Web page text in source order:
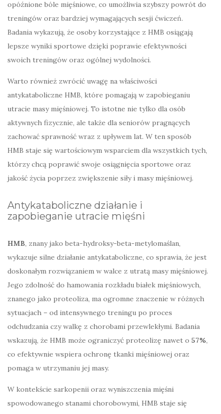
opóźnione bóle mięśniowe, co umożliwia szybszy powrót do
treningów oraz bardziej wymagających sesji ćwiczeń.
Badania wykazują, że osoby korzystające z HMB osiągają
lepsze wyniki sportowe dzięki poprawie efektywności
swoich treningów oraz ogólnej wydolności.
Warto również zwrócić uwagę na właściwości
antykataboliczne HMB, które pomagają w zapobieganiu
utracie masy mięśniowej. To istotne nie tylko dla osób
aktywnych fizycznie, ale także dla seniorów pragnących
zachować sprawność wraz z upływem lat. W ten sposób
HMB staje się wartościowym wsparciem dla wszystkich tych,
którzy chcą poprawić swoje osiągnięcia sportowe oraz
jakość życia poprzez zwiększenie siły i masy mięśniowej.
Antykataboliczne działanie i
zapobieganie utracie mięśni
HMB, znany jako beta-hydroksy-beta-metylomaślan,
wykazuje silne działanie antykataboliczne, co sprawia, że jest
doskonałym rozwiązaniem w walce z utratą masy mięśniowej.
Jego zdolność do hamowania rozkładu białek mięśniowych,
znanego jako proteoliza, ma ogromne znaczenie w różnych
sytuacjach – od intensywnego treningu po proces
odchudzania czy walkę z chorobami przewlekłymi. Badania
wskazują, że HMB może ograniczyć proteolizę nawet o 57%,
co efektywnie wspiera ochronę tkanki mięśniowej oraz
pomaga w utrzymaniu jej masy.
W kontekście sarkopenii oraz wyniszczenia mięśni
spowodowanego stanami chorobowymi, HMB staje się